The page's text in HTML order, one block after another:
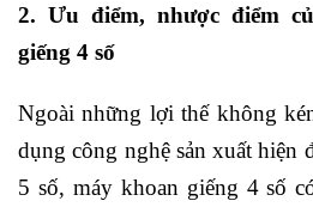
2. Ưu điểm, nhược điểm
giếng 4 số
Ngoài những lợi thế không
dụng công nghệ sản xuất hiện
5 số, máy khoan giếng 4 số